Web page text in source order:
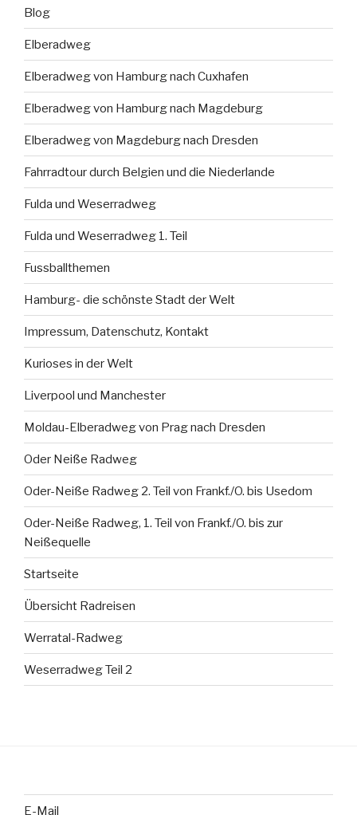
Blog
Elberadweg
Elberadweg von Hamburg nach Cuxhafen
Elberadweg von Hamburg nach Magdeburg
Elberadweg von Magdeburg nach Dresden
Fahrradtour durch Belgien und die Niederlande
Fulda und Weserradweg
Fulda und Weserradweg 1. Teil
Fussballthemen
Hamburg- die schönste Stadt der Welt
Impressum, Datenschutz, Kontakt
Kurioses in der Welt
Liverpool und Manchester
Moldau-Elberadweg von Prag nach Dresden
Oder Neiße Radweg
Oder-Neiße Radweg 2. Teil von Frankf./O. bis Usedom
Oder-Neiße Radweg, 1. Teil von Frankf./O. bis zur
Neißequelle
Startseite
Übersicht Radreisen
Werratal-Radweg
Weserradweg Teil 2
E-Mail